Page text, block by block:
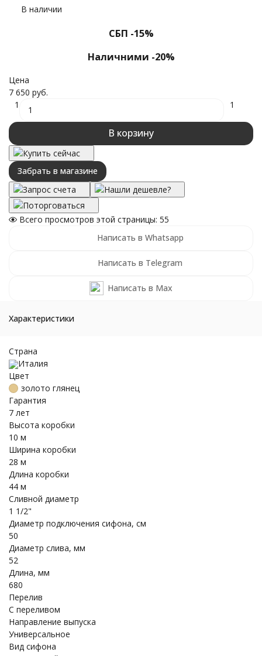
В наличии
СБП -15%
Наличними -20%
Цена
7 650 руб.
1
1
В корзину
Купить сейчас
Забрать в магазине
Запрос счета
Нашли дешевле?
Поторговаться
Всего просмотров этой страницы: 55
Написать в Whatsapp
Написать в Telegram
Написать в Max
Характеристики
Страна
Италия
Цвет
золото глянец
Гарантия
7 лет
Высота коробки
10 м
Ширина коробки
28 м
Длина коробки
44 м
Сливной диаметр
1 1/2"
Диаметр подключения сифона, см
50
Диаметр слива, мм
52
Длина, мм
680
Перелив
С переливом
Направление выпуска
Универсальное
Вид сифона